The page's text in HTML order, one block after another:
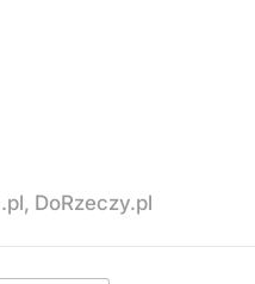
DoRzeczy.pl